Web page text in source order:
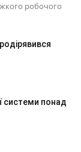
робочого
системи понад